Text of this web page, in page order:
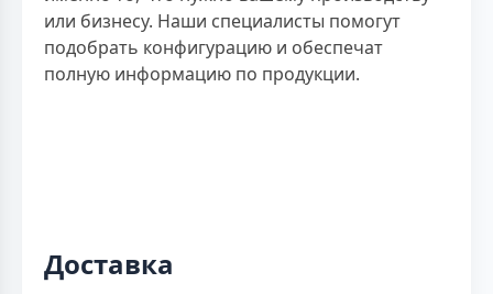
или бизнесу. Наши специалисты помогут
подобрать конфигурацию и обеспечат
полную информацию по продукции.
Доставка